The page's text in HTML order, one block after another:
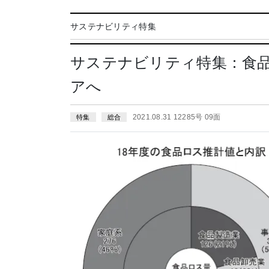
サステナビリティ特集
サステナビリティ特集：
アへ
特集 総合 2021.08.31 12285号 09面